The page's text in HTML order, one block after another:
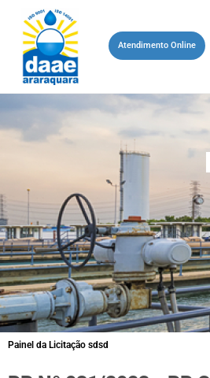
Atendimento Online
Painel da Licitação sdsd